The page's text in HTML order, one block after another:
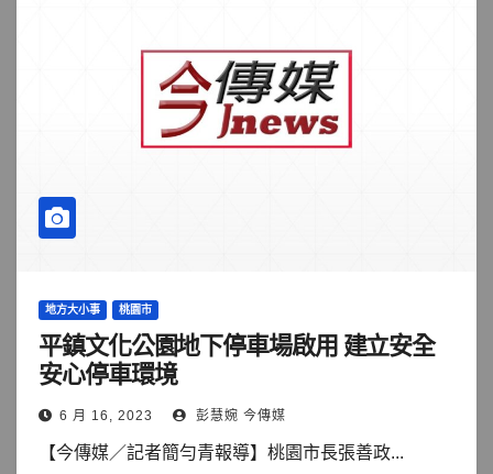
地方大小事 桃園市
平鎮文化公園地下停車場啟用 建立安全
安心停車環境
6 月 16, 2023 彭慧婉 今傳媒
【今傳媒／記者簡勻青報導】桃園市長張善政...